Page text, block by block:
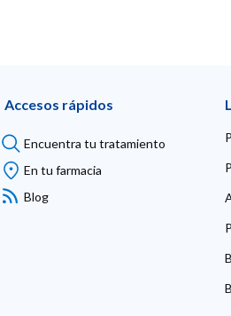
Accesos rápidos
Encuentra tu tratamiento
En tu farmacia
Blog